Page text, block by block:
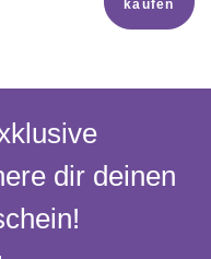
kaufen
dir deinen